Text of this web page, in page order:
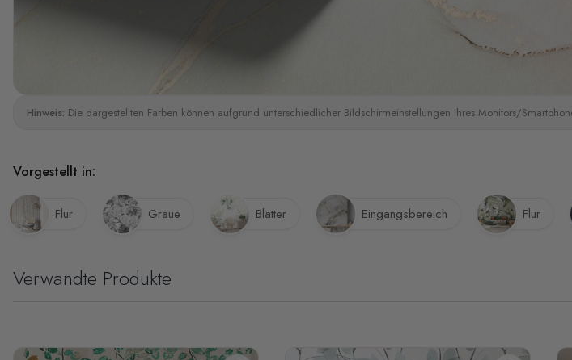
Hinweis: Die dargestellten Farben können aufgrund unterschiedlicher Bildschirmeinstellungen Ihres Monitors/
Vorgestellt in:
Flur Graue Blätter Eingangsbereich Flur
Verwandte Produkte